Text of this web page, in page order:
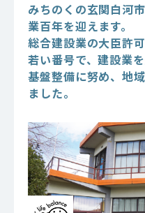
みちのくの玄関白河
業百年を迎えます。
総合建設業の大臣許
若い番号で、建設業
基盤整備に努め、地
ました。